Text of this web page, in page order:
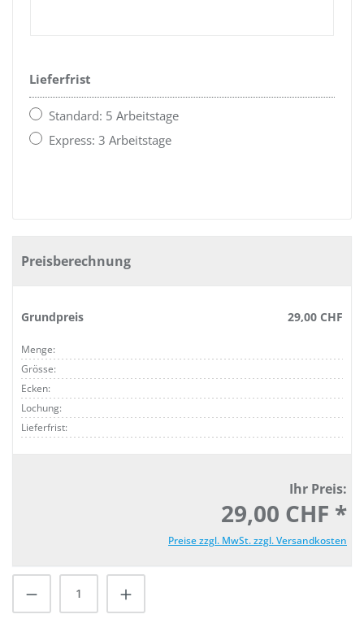
Lieferfrist
Standard: 5 Arbeitstage
Express: 3 Arbeitstage
Preisberechnung
Grundpreis 29,00 CHF
Menge:
Grösse:
Ecken:
Lochung:
Lieferfrist:
Ihr Preis:
29,00 CHF *
Preise zzgl. MwSt. zzgl. Versandkosten
Produkt Anzahl: Gib den gewünschten